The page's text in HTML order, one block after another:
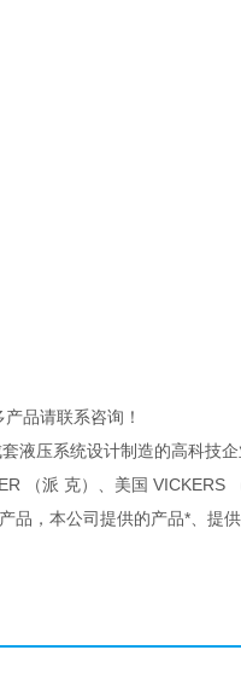
产品请联系咨询！
液压系统设计制造的高科技
（派 克）、美国 VICKERS
品，本公司提供的产品*、提